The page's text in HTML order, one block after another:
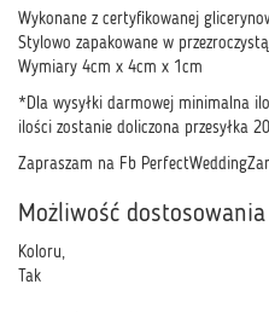
Wykonane z certyfikowanej
Stylowo zapakowane w
Wymiary 4cm x 4cm x 1cm
*Dla wysyłki darmowej minimalna
ilości zostanie doliczona przesyłka
Zapraszam na Fb
Możliwość dostosowania
Koloru,
Tak